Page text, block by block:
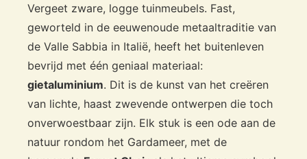
Vergeet zware, logge tuinmeubels. Fast,
geworteld in de eeuwenoude metaaltraditie van
de Valle Sabbia in Italië, heeft het buitenleven
bevrijd met één geniaal materiaal:
gietaluminium. Dit is de kunst van het creëren
van lichte, haast zwevende ontwerpen die toch
onverwoestbaar zijn. Elk stuk is een ode aan de
natuur rondom het Gardameer, met de